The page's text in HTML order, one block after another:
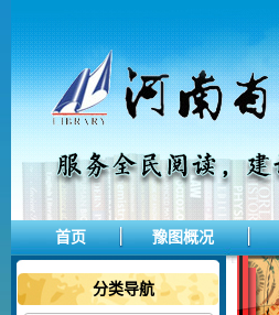
首页 豫图概况
分类导航